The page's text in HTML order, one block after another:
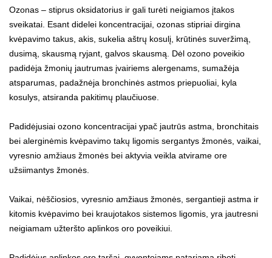
Ozonas – stiprus oksidatorius ir gali turėti neigiamos įtakos
sveikatai. Esant didelei koncentracijai, ozonas stipriai dirgina
kvėpavimo takus, akis, sukelia aštrų kosulį, krūtinės suveržimą,
dusimą, skausmą ryjant, galvos skausmą. Dėl ozono poveikio
padidėja žmonių jautrumas įvairiems alergenams, sumažėja
atsparumas, padažnėja bronchinės astmos priepuoliai, kyla
kosulys, atsiranda pakitimų plaučiuose.
Padidėjusiai ozono koncentracijai ypač jautrūs astma, bronchitais
bei alerginėmis kvėpavimo takų ligomis sergantys žmonės, vaikai,
vyresnio amžiaus žmonės bei aktyvia veikla atvirame ore
užsiimantys žmonės.
Vaikai, nėščiosios, vyresnio amžiaus žmonės, sergantieji astma ir
kitomis kvėpavimo bei kraujotakos sistemos ligomis, yra jautresni
neigiamam užteršto aplinkos oro poveikiui.